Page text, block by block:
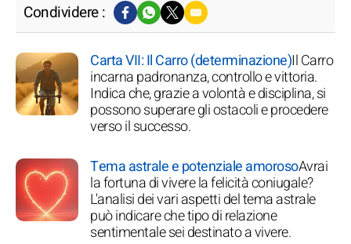
Condividere :
Carta VII: Il Carro (determinazione)Il Carro
incarna padronanza, controllo e vittoria.
Indica che, grazie a volontà e disciplina, si
possono superare gli ostacoli e procedere
verso il successo.
Tema astrale e potenziale amorosoAvrai
la fortuna di vivere la felicità coniugale?
L'analisi dei vari aspetti del tema astrale
può indicare che tipo di relazione
sentimentale sei destinato a vivere.